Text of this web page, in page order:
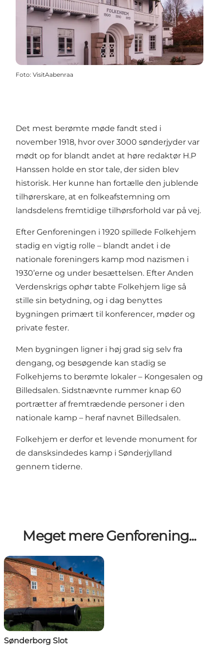
Foto: VisitAabenraa
Det mest berømte møde fandt sted i
november 1918, hvor over 3000 sønderjyder var
mødt op for blandt andet at høre redaktør H.P
Hanssen holde en stor tale, der siden blev
historisk. Her kunne han fortælle den jublende
tilhørerskare, at en folkeafstemning om
landsdelens fremtidige tilhørsforhold var på vej.
Efter Genforeningen i 1920 spillede Folkehjem
stadig en vigtig rolle – blandt andet i de
nationale foreningers kamp mod nazismen i
1930’erne og under besættelsen. Efter Anden
Verdenskrigs ophør tabte Folkehjem lige så
stille sin betydning, og i dag benyttes
bygningen primært til konferencer, møder og
private fester.
Men bygningen ligner i høj grad sig selv fra
dengang, og besøgende kan stadig se
Folkehjems to berømte lokaler – Kongesalen og
Billedsalen. Sidstnævnte rummer knap 60
portrætter af fremtrædende personer i den
nationale kamp – heraf navnet Billedsalen.
Folkehjem er derfor et levende monument for
de dansksindedes kamp i Sønderjylland
gennem tiderne.
Meget mere Genforening...
Sønderborg Slot